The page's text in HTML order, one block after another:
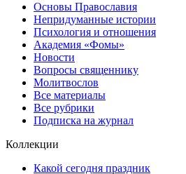
Основы Православия
Непридуманные истории
Психология и отношения
Академия «Фомы»
Новости
Вопросы священнику
Молитвослов
Все материалы
Все рубрики
Подписка на журнал
Коллекции
Какой сегодня праздник